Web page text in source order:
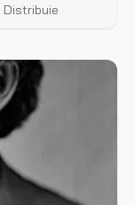
Distribuie